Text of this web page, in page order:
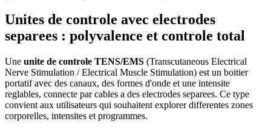
Unites de controle avec electrodes
separees : polyvalence et controle total
Une unite de controle TENS/EMS (Transcutaneous Electrical
Nerve Stimulation / Electrical Muscle Stimulation) est un boitier
portatif avec des canaux, des formes d'onde et une intensite
reglables, connecte par cables a des electrodes separees. Ce type
convient aux utilisateurs qui souhaitent explorer differentes zones
corporelles, intensites et programmes.